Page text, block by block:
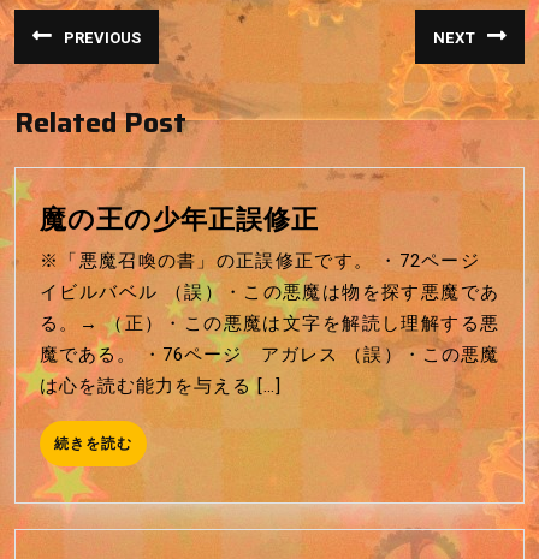
投
稿
ナ
ビ
ゲ
ー
シ
ョ
ン
PREVIOUS
の
投
稿:
NEXT
次
の
投
稿:
Related Post
魔の王の少年正誤修正
の
王
の
少
年
誤
正
※「悪魔召喚の書」の正誤修正です。 ・72ページ
イビルバベル （誤）・この悪魔は物を探す悪魔であ
る。→ （正）・この悪魔は文字を解読し理解する悪
魔である。 ・76ページ アガレス （誤）・この悪魔
は心を読む能力を与える […]
続きを読む 続
き
読
む